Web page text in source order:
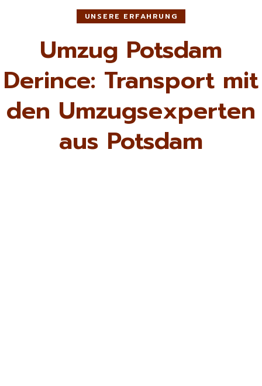
UNSERE ERFAHRUNG
Umzug Potsdam
Derince: Transport mit
den Umzugsexperten
aus Potsdam